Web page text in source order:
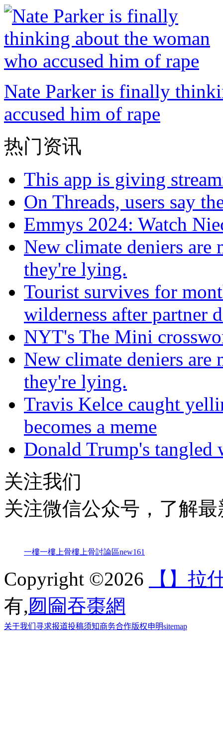
Nate Parker is finally
accused him of rape
热门资讯
This app is giving
On Threads, users say
Emmys 2024: Watch
New climate deniers
they're lying.
Tourist survives for
wilderness after partner
NYT's The Mini
New climate deniers
they're lying.
Travis Kelce caught
becomes a meme
Donald Trump's tangled
关注我们
关注微信公众号，了解
一樓一樓上骨樓上骨討論區new161
Copyright ©2026
【】拉
有,囫圇吞棗網
关于我们 寻求报道投稿须知商务合作版权申明sitemap